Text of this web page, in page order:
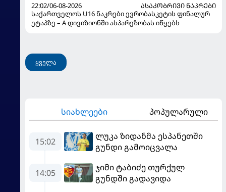
22:02/06-08-2026
ᲐᲡᲐᲙᲝᲑᲠᲘᲕᲘ ᲜᲐᲙᲠᲔᲑᲘ
საქართველოს U16 ნაკრები ევრობასკეტის ფინალურ
ეტაპზე – A დივიზიონში ასპარეზობას იწყებს
ყველა
სიახლეები პოპულარული
15:02
ლუკა ზიდანმა ესპანეთში
გუნდი გამოიცვალა
14:05
ჯიმი ტაბიძე თურქულ
გუნდში გადავიდა